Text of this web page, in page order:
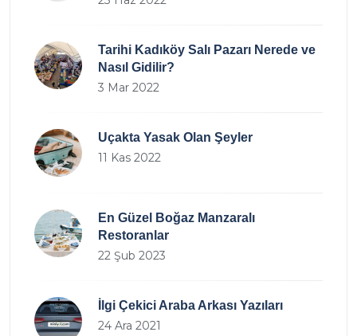
Tarihi Kadıköy Salı Pazarı Nerede ve
Nasıl Gidilir?
3 Mar 2022
Uçakta Yasak Olan Şeyler
11 Kas 2022
En Güzel Boğaz Manzaralı
Restoranlar
22 Şub 2023
İlgi Çekici Araba Arkası Yazıları
24 Ara 2021